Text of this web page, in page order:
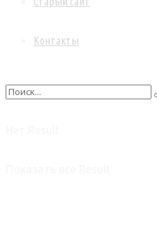
Контакты